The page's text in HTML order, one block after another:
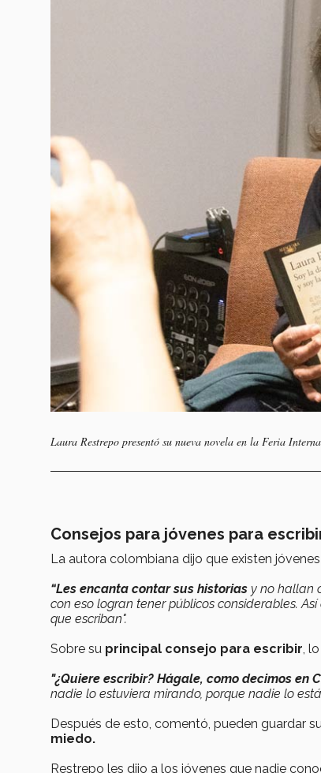
Laura Restrepo presentó su nueva novela en la Feria
Consejos para jóvenes para
La autora colombiana dijo que existen
“Les encanta contar sus historias y no hallan
con eso logran tener públicos considerables.
que escriban".
Sobre su principal consejo para escribir , lo
"¿Quiere escribir? Hágale, como decimos en
nadie lo estuviera mirando, porque nadie lo
Después de esto, comentó, pueden guardar
miedo.
Restrepo les dijo a los jóvenes que nadie